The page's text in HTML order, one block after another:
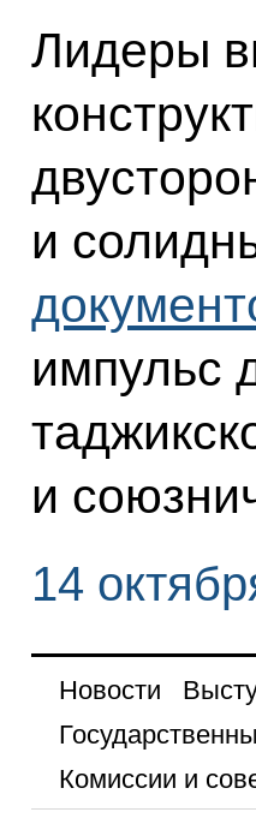
Лидеры
и
импульс
и
14
Новости
Комиссии и